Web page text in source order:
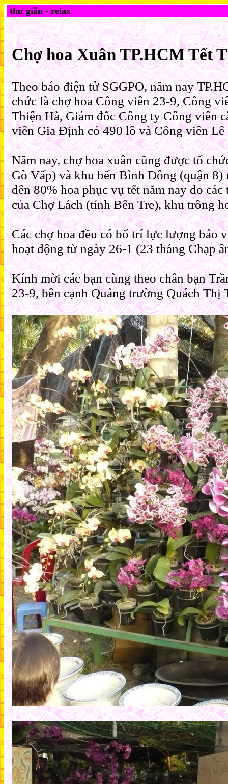
thư giãn - relax
Chợ hoa Xuân TP.HCM Tết
Theo báo điện tử SGGPO, năm nay
chức là chợ hoa Công viên 23-9, Công
Thiện Hà, Giám đốc Công ty Công viên
viên Gia Định có 490 lô và Công viên Lê
Năm nay, chợ hoa xuân cũng được tổ
Gò Vấp) và khu bến Bình Đông (quận
đến 80% hoa phục vụ tết năm nay do
của Chợ Lách (tỉnh Bến Tre), khu trồng
Các chợ hoa đều có bố trí lực lượng bảo
hoạt động từ ngày 26-1 (23 tháng Chạp
Kính mời các bạn cùng theo chân bạn
23-9, bên cạnh Quảng trường Quách Thị